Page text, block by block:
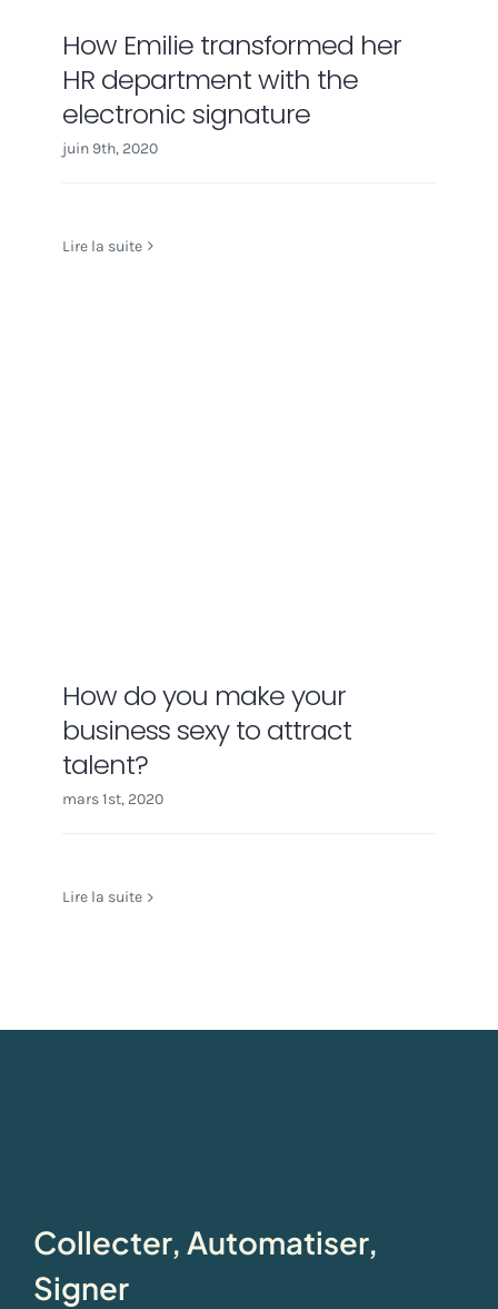
How Emilie transformed her
HR department with the
electronic signature
juin 9th, 2020
Lire la suite
How do you make your
business sexy to attract
talent?
mars 1st, 2020
Lire la suite
Collecter, Automatiser,
Signer